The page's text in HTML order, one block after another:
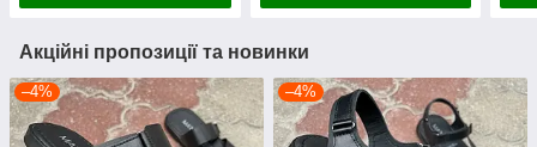
Акційні пропозиції та новинки
–4% –4%